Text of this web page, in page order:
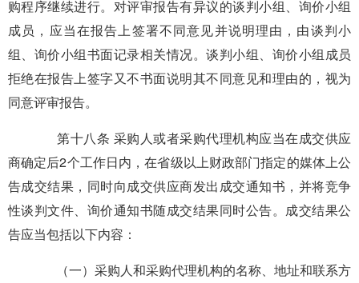
购程序继续进行。对评审报告有异议的谈判小组、询价小组
成员，应当在报告上签署不同意见并说明理由，由谈判小
组、询价小组书面记录相关情况。谈判小组、询价小组成员
拒绝在报告上签字又不书面说明其不同意见和理由的，视为
同意评审报告。
第十八条 采购人或者采购代理机构应当在成交供应
商确定后2个工作日内，在省级以上财政部门指定的媒体上公
告成交结果，同时向成交供应商发出成交通知书，并将竞争
性谈判文件、询价通知书随成交结果同时公告。成交结果公
告应当包括以下内容：
（一）采购人和采购代理机构的名称、地址和联系方